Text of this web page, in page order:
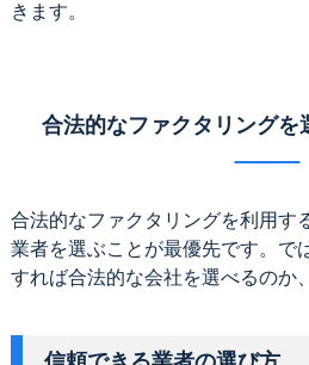
きます。
合法的なファクタリングを
合法的なファクタリングを利用す
業者を選ぶことが最優先です。で
すれば合法的な会社を選べるのか